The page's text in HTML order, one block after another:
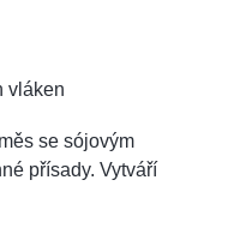
vláken
se sójovým
přísady. Vytváří